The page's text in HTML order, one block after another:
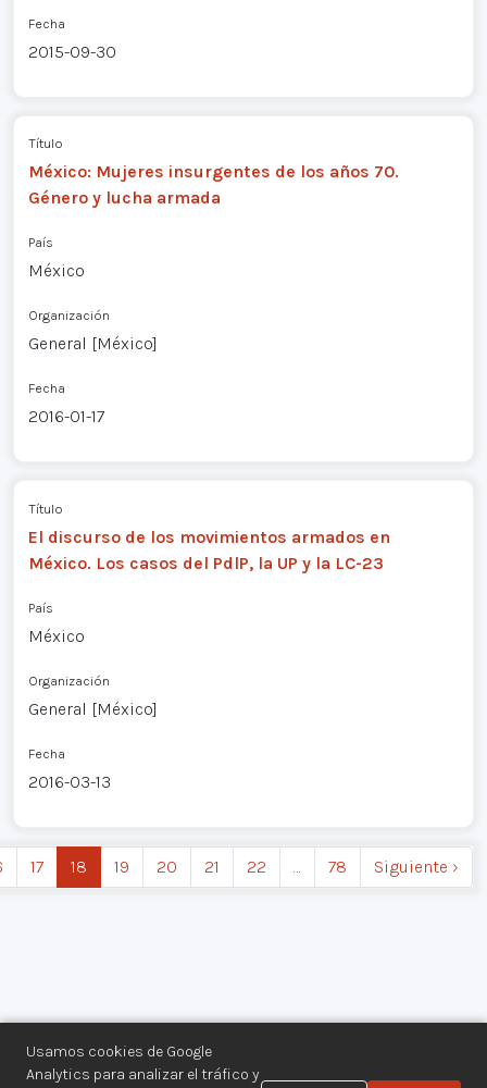
Usamos cookies de Google
Analytics para analizar el tráfico y
Fecha
2015-09-30
Título
México: Mujeres insurgentes de los años 70.
Género y lucha armada
País
México
Organización
General [México]
Fecha
2016-01-17
Título
El discurso de los movimientos armados en
México. Los casos del PdlP, la UP y la LC-23
País
México
Organización
General [México]
Fecha
2016-03-13
17 18 19 20 21 22 … 78 Siguiente ›